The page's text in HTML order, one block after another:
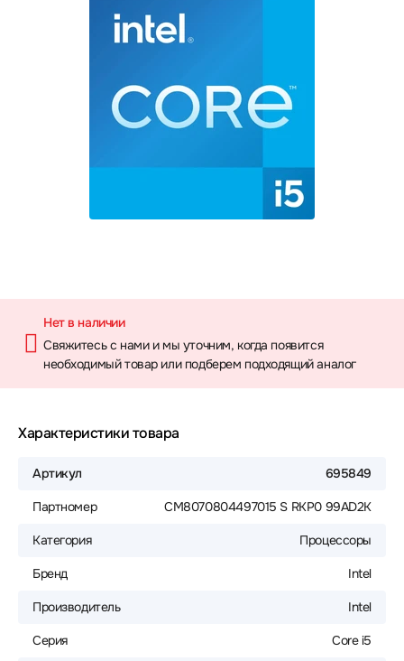
Нет в наличии
Свяжитесь с нами и мы уточним, когда появится
необходимый товар или подберем подходящий аналог
Характеристики товара
Артикул 695849
Партномер CM8070804497015 S RKP0 99AD2K
Категория Процессоры
Бренд Intel
Производитель Intel
Серия Core i5